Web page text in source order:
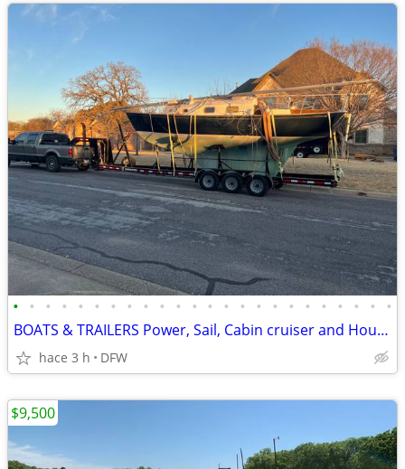
• • • • • • • • • • • • • • • • • • • • • • • •
BOATS & TRAILERS Power, Sail, Cabin cruiser and Houseboat.
hace 3 h DFW
$9,500